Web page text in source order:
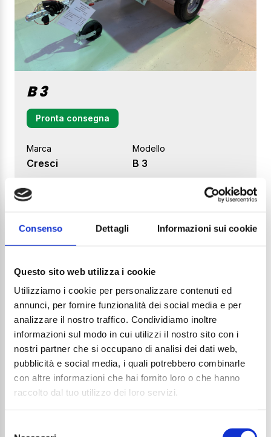
Consenso Dettagli Informazioni sui cookie
Questo sito web utilizza i cookie
Utilizziamo i cookie per personalizzare contenuti ed
annunci, per fornire funzionalità dei social media e per
analizzare il nostro traffico. Condividiamo inoltre
informazioni sul modo in cui utilizzi il nostro sito con i
nostri partner che si occupano di analisi dei dati web,
pubblicità e social media, i quali potrebbero combinarle
con altre informazioni che hai fornito loro o che hanno
raccolto dal tuo utilizzo dei loro servizi.
B 3
Pronta consegna
Marca
Cresci
Modello
B 3
Prezzo di listino
1.226€
DA SCONTARE IN SEDE